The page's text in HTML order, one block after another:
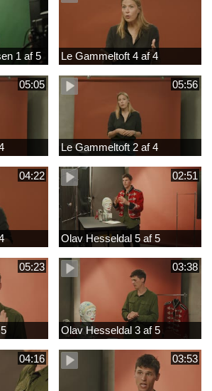
1 af 5 Le Gammeltoft 4 af 4
05:05 05:56
Le Gammeltoft 2 af 4
04:22 02:51
Olav Hesseldal 5 af 5
05:23 03:38
Olav Hesseldal 3 af 5
04:16 03:53